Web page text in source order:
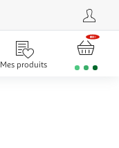
Mes produits